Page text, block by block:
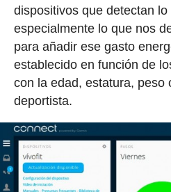
dispositivos que detectan
especialmente lo que nos
para añadir ese gasto
establecido en función de
con la edad, estatura, peso
deportista.